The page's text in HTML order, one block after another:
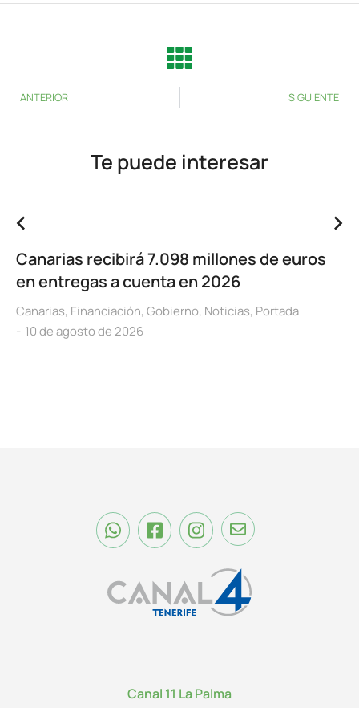
ANTERIOR SIGUIENTE
Te puede interesar
Canarias recibirá 7.098 millones de euros
en entregas a cuenta en 2026
Canarias, Financiación, Gobierno, Noticias, Portada
10 de agosto de 2026
Canal 11 La Palma